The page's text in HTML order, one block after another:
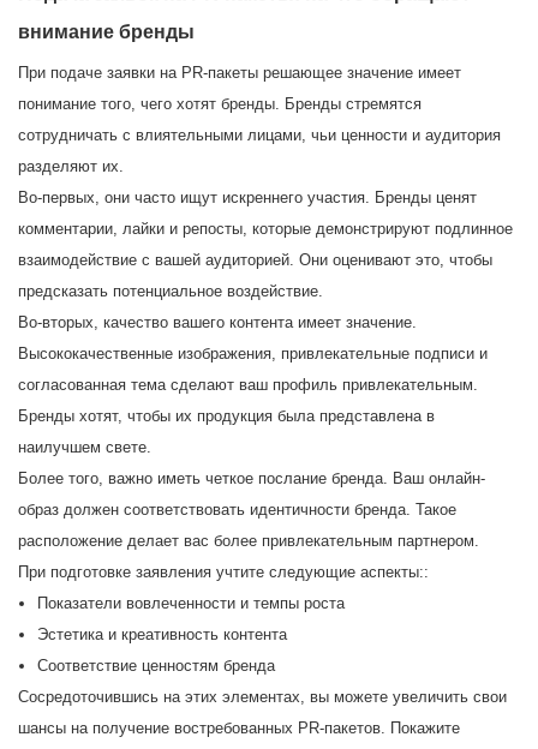
внимание бренды
При подаче заявки на PR-пакеты решающее значение имеет
понимание того, чего хотят бренды. Бренды стремятся
сотрудничать с влиятельными лицами, чьи ценности и аудитория
разделяют их.
Во-первых, они часто ищут искреннего участия. Бренды ценят
комментарии, лайки и репосты, которые демонстрируют подлинное
взаимодействие с вашей аудиторией. Они оценивают это, чтобы
предсказать потенциальное воздействие.
Во-вторых, качество вашего контента имеет значение.
Высококачественные изображения, привлекательные подписи и
согласованная тема сделают ваш профиль привлекательным.
Бренды хотят, чтобы их продукция была представлена в
наилучшем свете.
Более того, важно иметь четкое послание бренда. Ваш онлайн-
образ должен соответствовать идентичности бренда. Такое
расположение делает вас более привлекательным партнером.
При подготовке заявления учтите следующие аспекты::
Показатели вовлеченности и темпы роста
Эстетика и креативность контента
Соответствие ценностям бренда
Сосредоточившись на этих элементах, вы можете увеличить свои
шансы на получение востребованных PR-пакетов. Покажите